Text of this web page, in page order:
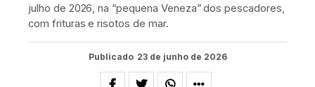
julho de 2026, na “pequena Veneza” dos pescadores,
com frituras e risotos de mar.
Publicado 23 de junho de 2026